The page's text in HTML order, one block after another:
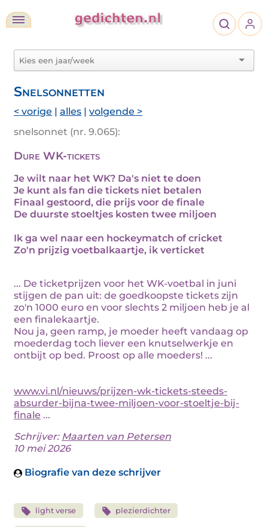
Snelsonnetten
< vorige | alles | volgende >
snelsonnet (nr. 9.065):
Dure WK-tickets
Je wilt naar het WK? Da's niet te doen
Je kunt als fan die tickets niet betalen
Finaal gestoord, die prijs voor de finale
De duurste stoeltjes kosten twee miljoen
Ik ga wel naar een hockeymatch of cricket
Zo'n prijzig voetbalkaartje, ik verticket
... De ticketprijzen voor het WK-voetbal in juni
stijgen de pan uit: de goedkoopste tickets zijn
zo'n 1000 euro en voor slechts 2 miljoen heb je al
een finalekaartje.
Nou ja, geen ramp, je moeder heeft vandaag op
moederdag toch liever een knutselwerkje en
ontbijt op bed. Proost op alle moeders! ...
www.vi.nl/nieuws/prijzen-wk-tickets-steeds-
absurder-bijna-twee-miljoen-voor-stoeltje-bij-
finale ...
Schrijver: Maarten van Petersen
10 mei 2026
Biografie van deze schrijver
light verse plezierdichter